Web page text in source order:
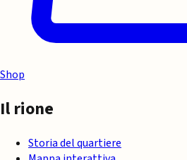
Shop
Il rione
Storia del quartiere